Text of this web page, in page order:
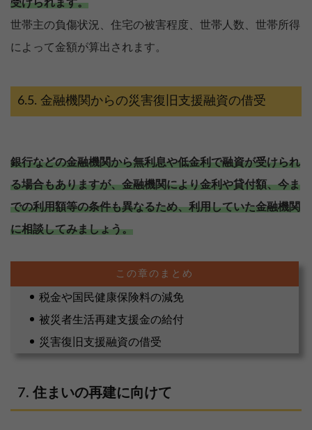
受けられます。
世帯主の負傷状況、住宅の被害程度、世帯人数、世帯所得
によって金額が算出されます。
金融機関からの災害復旧支援融資の借受
銀行などの金融機関から無利息や低金利で融資が受けられ
る場合もありますが、金融機関により金利や貸付額、今ま
での利用額等の条件も異なるため、利用していた金融機関
に相談してみましょう。
税金や国民健康保険料の減免
被災者生活再建支援金の給付
災害復旧支援融資の借受
住まいの再建に向けて